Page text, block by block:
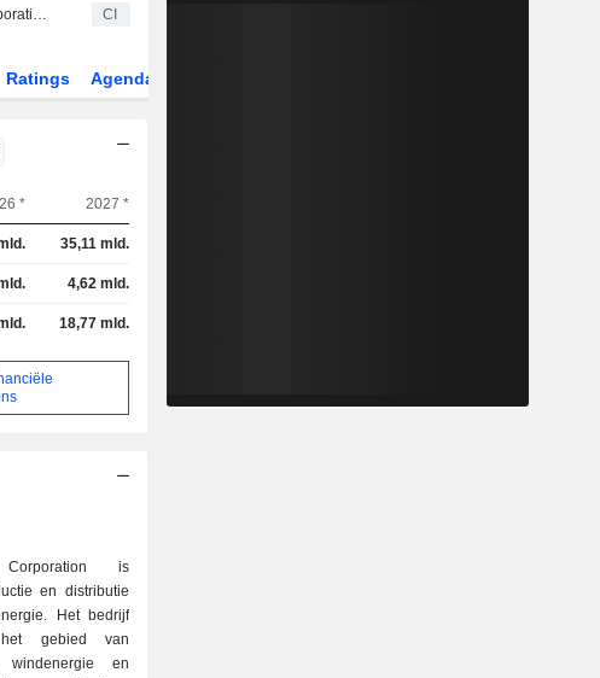
Constellation Energy Corporation kondigt wijzigingen in de raad van bestuur aan CI
Ratings Agenda
* 2027 *
35,11 mld.
4,62 mld.
18,77 mld.
is
en distributie
Het bedrijf
gebied van
windenergie en